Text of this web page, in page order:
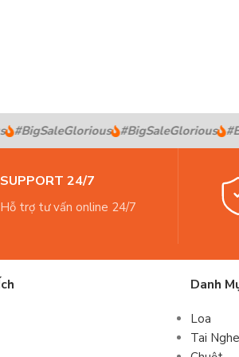
#BigSaleGlorious #BigSaleGlorious
SUPPORT 24/7
Hỗ trợ tư vấn online 24/7
Danh
Loa
Tai Nghe